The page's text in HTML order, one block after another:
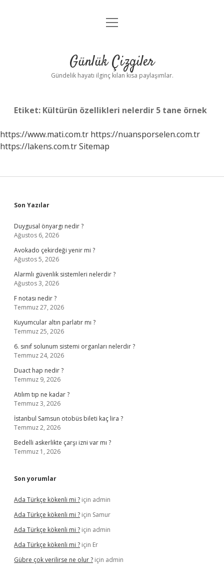
Anasayfa
Yasal Uyarı
menüyü
Günlük Çizgiler
Gündelik hayatı ilginç kılan kısa paylaşımlar.
Etiket: Kültürün özellikleri nelerdir 5 tane örnek
https://www.mati.com.tr https://nuansporselen.com.tr
https://lakens.com.trSitemap
Sidebar
Son Yazılar
Duygusal önyargı nedir ?
Ağustos 6, 2026
Avokado çekirdeği yenir mi ?
Ağustos 5, 2026
Alarmlı güvenlik sistemleri nelerdir ?
Ağustos 3, 2026
F notası nedir ?
Temmuz 27, 2026
Kuyumcular altın parlatır mı ?
Temmuz 25, 2026
6. sınıf solunum sistemi organları nelerdir ?
Temmuz 24, 2026
Duact hap nedir ?
Temmuz 9, 2026
Atılım tıp ne kadar ?
Temmuz 3, 2026
İstanbul Samsun otobüs bileti kaç lira ?
Temmuz 2, 2026
Bedelli askerlikte çarşı izni var mı ?
Temmuz 1, 2026
Son yorumlar
Ada Türkçe kökenli mi ? için admin
Ada Türkçe kökenli mi ? için Samur
Ada Türkçe kökenli mi ? için admin
Ada Türkçe kökenli mi ? için Er
Gübre çok verilirse ne olur ? için admin